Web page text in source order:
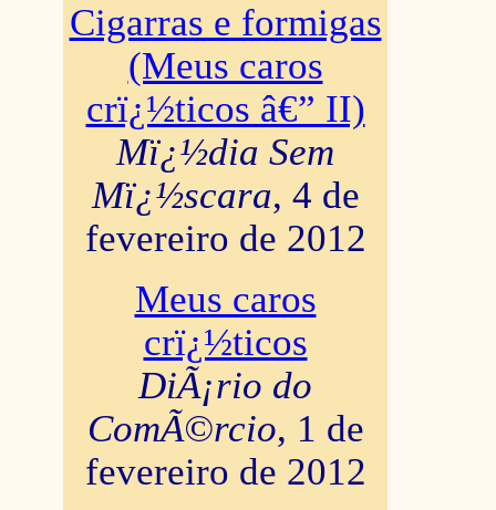
Cigarras e formigas
(Meus caros
crï¿½ticos â€” II)
Mï¿½dia Sem
Mï¿½scara, 4 de
fevereiro de 2012
Meus caros
crï¿½ticos
DiÃ¡rio do
ComÃ©rcio, 1 de
fevereiro de 2012